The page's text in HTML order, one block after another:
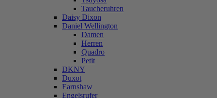
Taucheruhren
Daisy Dixon
Daniel Wellington
Damen
Herren
Quadro
Petit
DKNY
Duxot
Earnshaw
Engelsrufer